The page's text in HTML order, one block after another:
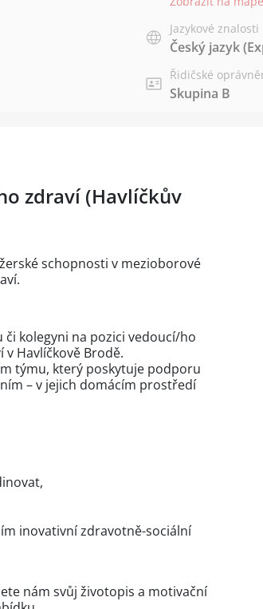
Jazykové znalosti
Český jazyk
Řidičské
Skupina B
zdraví (Havlíčkův
schopnosti v mezioborové
či kolegyni na pozici vedoucí/ho
Havlíčkově Brodě.
týmu, který poskytuje podporu
– v jejich domácím prostředí
inovativní zdravotně-sociální
nám svůj životopis a motivační